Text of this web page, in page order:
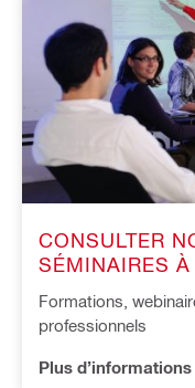
CONSULTER
SÉMINAIRES À
Formations,
professionnels
Plus d’informations